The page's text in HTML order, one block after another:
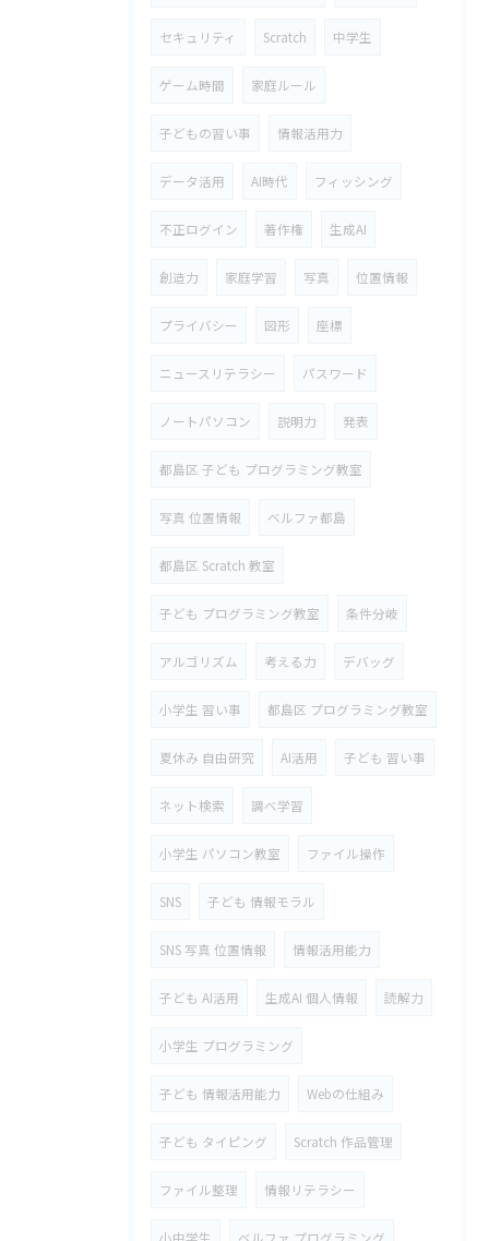
セキュリティ Scratch 中学生
ゲーム時間 家庭ルール
子どもの習い事 情報活用力
データ活用 AI時代 フィッシング
不正ログイン 著作権 生成AI
創造力 家庭学習 写真 位置情報
プライバシー 図形 座標
ニュースリテラシー パスワード
ノートパソコン 説明力 発表
都島区 子ども プログラミング教室
写真 位置情報 ベルファ都島
都島区 Scratch 教室
子ども プログラミング教室 条件分岐
アルゴリズム 考える力 デバッグ
小学生 習い事 都島区 プログラミング教室
夏休み 自由研究 AI活用 子ども 習い事
ネット検索 調べ学習
小学生 パソコン教室 ファイル操作
SNS 子ども 情報モラル
SNS 写真 位置情報 情報活用能力
子ども AI活用 生成AI 個人情報 読解力
小学生 プログラミング
子ども 情報活用能力 Webの仕組み
子ども タイピング Scratch 作品管理
ファイル整理 情報リテラシー